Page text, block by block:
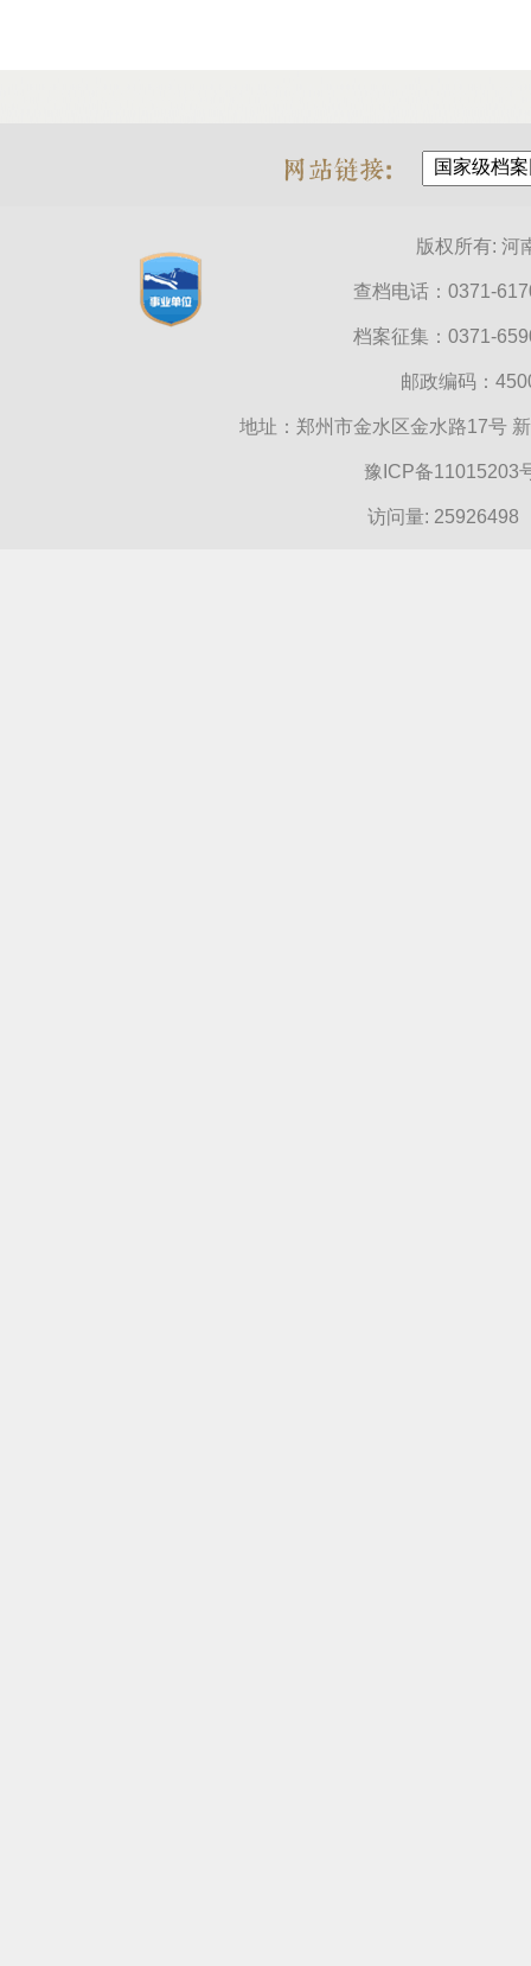
版权所有: 河
查档电话：0371-
档案征集：0371-
邮政编码：
地址：郑州市金水区金水路17号
豫ICP备11015203
访问量: 25926498